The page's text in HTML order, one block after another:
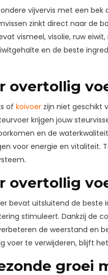
vijvervis met een
zinkt direct naar de
vismeel, visolie, ruw
en de beste
overtollig
of koivoerzijn niet geschikt
krijgen jouw
en de
voor energie en vitaliteit.
overtollig
bevat uitsluitend de beste
stimuleert. Dankzij de
de weerstand en
voer te verwijderen, blijft
groei